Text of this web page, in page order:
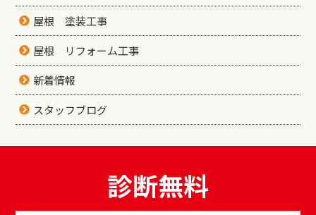
屋根 塗装工事
屋根 リフォーム工事
新着情報
スタッフブログ
診断無料